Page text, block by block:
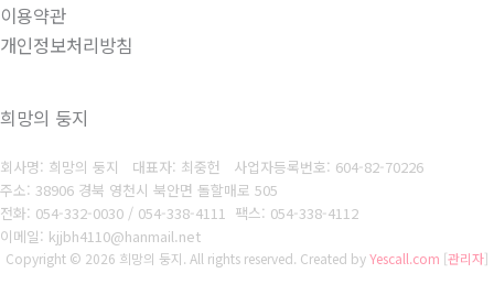
이용약관
개인정보처리방침
희망의 둥지
회사명: 희망의 둥지 대표자: 최중헌 사업자등록번호: 604-82-70226
주소: 38906 경북 영천시 북안면 돌할매로 505
전화: 054-332-0030 / 054-338-4111 팩스: 054-338-4112
이메일: kjjbh4110@hanmail.net
Copyright © 2026 희망의 둥지. All rights reserved. Created byYescall.com [관리자]